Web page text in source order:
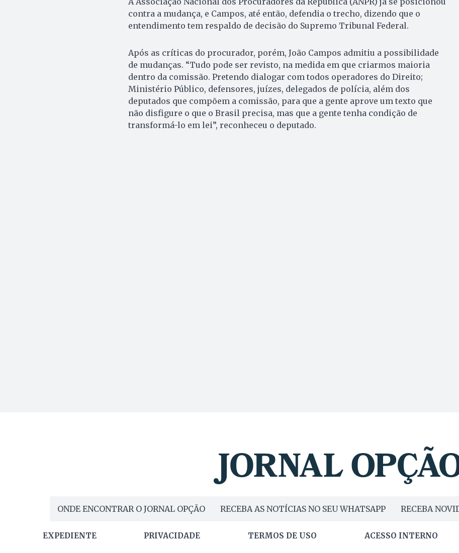
contra a mudança, e Campos, até então, defendia o trecho, dizendo que o
entendimento tem respaldo de decisão do Supremo Tribunal Federal.
Após as críticas do procurador, porém, João Campos admitiu a possibilidade
de mudanças. “Tudo pode ser revisto, na medida em que criarmos maioria
dentro da comissão. Pretendo dialogar com todos operadores do Direito;
Ministério Público, defensores, juízes, delegados de polícia, além dos
deputados que compõem a comissão, para que a gente aprove um texto que
não disfigure o que o Brasil precisa, mas que a gente tenha condição de
transformá-lo em lei”, reconheceu o deputado.
ONDE ENCONTRAR O JORNAL OPÇÃO RECEBA AS NOTÍCIAS NO SEU WHATSAPP RECEBA
EXPEDIENTE PRIVACIDADE TERMOS DE USO ACESSO INTERNO